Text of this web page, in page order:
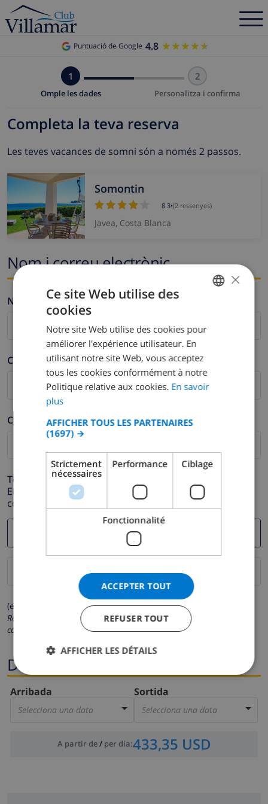
Puntuació de Google 4.8 ★★★★★
★★★★★
1
Omple les dades
2
Personalitza i confirma
Completa la teva reserva
Les teves vacances de somni són a només 2 passos.
Somontin
8.3•(2 ressenyes)
Javea, Costa Blanca
Nom i correu electrònic
Nom *
Cognom *
Correu electrònic *
Telèfon *
En cas que la direcció de correu electrònic no funcioni
correctament.
(els camps marcats amb * són obligatoris)
Respectem la teva privacitat. Les teves dades personals no es
compartiran amb tercers.
Dates
Arribada
Selecciona una data
Sortida
Selecciona una data
A partir de/ per dia:433,35 USD
DUTCH
SPANISH
GERMAN
DANISH
×
Ce site Web utilise des
cookies
Notre site Web utilise des cookies pour
améliorer l'expérience utilisateur. En
utilisant notre site Web, vous acceptez
tous les cookies conformément à notre
Politique relative aux cookies. En savoir
plus
AFFICHER TOUS LES PARTENAIRES
(1697) →
Strictement
nécessaires
Performance Ciblage
Fonctionnalité
ACCEPTER TOUT
REFUSER TOUT
AFFICHER LES DÉTAILS